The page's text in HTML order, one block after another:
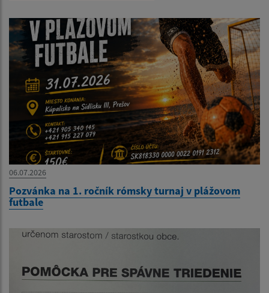
06.07.2026
Pozvánka na 1. ročník rómsky turnaj v plážovom
futbale